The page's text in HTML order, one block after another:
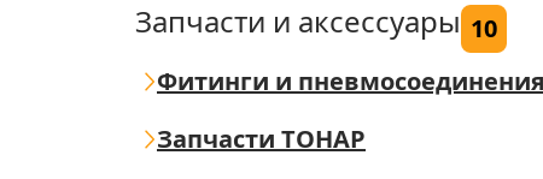
Запчасти и аксессуары 10
Фитинги и пневмосоединения
Запчасти ТОНАР